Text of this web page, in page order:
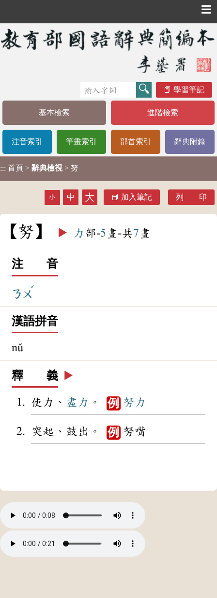
☰
學習筆記
基本檢索 進階檢索
注音索引 筆畫索引 部首索引 辭典附錄
::: 首頁 > 辭典檢視 > 努
小 中 大 加入筆記 列 印
努 ▶️ 力 部-5畫-共7畫
注 音
ㄋㄨ
ˇ
漢語拼音
nǔ
釋 義 ▶️
使力、 盡力 。 例 努力
突起、鼓出。 例 努嘴